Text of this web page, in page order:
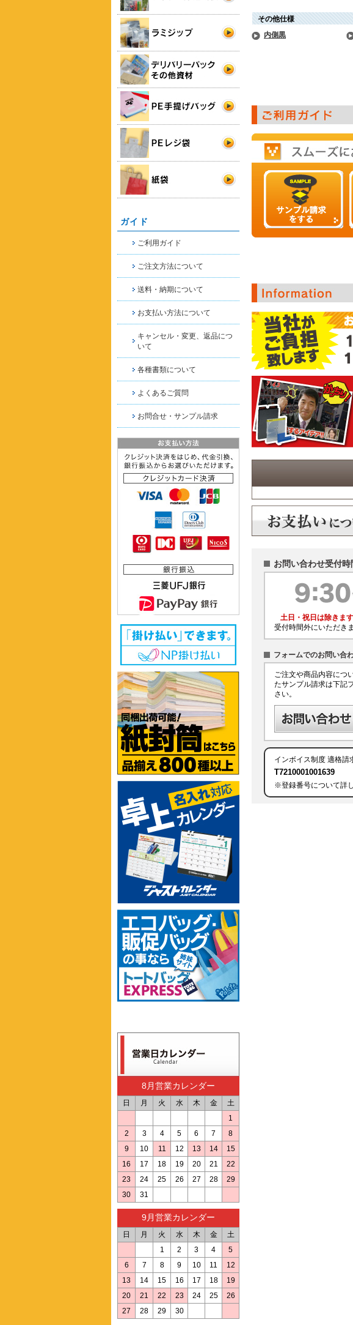
その他仕様
内側黒
お問い合わせ受付時
土日・祝日は除きます
受付時間外にいただき
フォームでのお問い合
ご注文や商品内容につ
たサンプル請求は下記
さい。
インボイス制度 適格請
T7210001001639
※登録番号について詳
ガイド
ご利用ガイド
ご注文方法について
送料・納期について
お支払い方法について
キャンセル・変更、返品につ
いて
各種書類について
よくあるご質問
お問合せ・サンプル請求
8月営業カレンダー
日 月 火 水 木 金
土
1
2
3 4 5 6 7
8
9
10 11 12 13 14
15
16
17 18 19 20 21
22
23
24 25 26 27 28
29
30
31
9月営業カレンダー
日 月 火 水 木 金
土
1
2 3 4
5
6
7 8 9 10 11
12
13
14 15 16 17 18
19
20
21 22 23 24 25
26
27
28 29 30